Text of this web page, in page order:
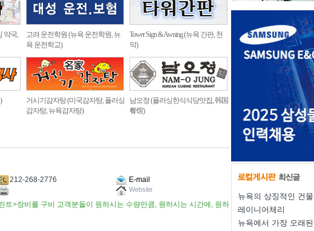
약국,
고려 운전학원 (뉴욕 운전학원, 뉴
욕 운전학교)
Tower Sign & Awning (뉴욕 간판, 천
막)
거시기감자탕 (미국감자탕, 플러싱
감자탕, 뉴욕감자탕)
남오정 (플러싱한식식당맛집, 韩国
餐馆)
212-268-2776 E-mail
Website
>장비를 구비 고객분들이 원하시는 수량만큼, 원하시는 시간에, 원하
뉴욕의 상징적인 건
레이니어체리
뉴욕에서 가장 오래